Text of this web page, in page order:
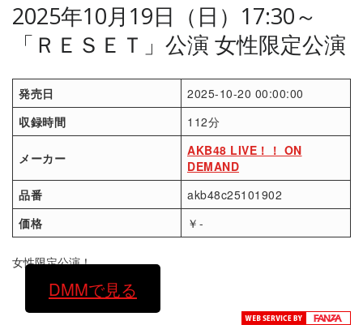
2025年10月19日（日）17:30～
「ＲＥＳＥＴ」公演 女性限定公演
発売日
2025-10-20 00:00:00
収録時間
112分
メーカー
AKB48 LIVE！！ ON
DEMAND
品番
akb48c25101902
価格
￥-
女性限定公演！
DMMで見る